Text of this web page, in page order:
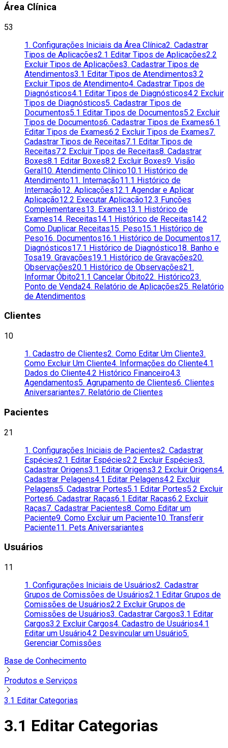
Área Clínica
53
1. Configurações Iniciais da Área Clínica2. Cadastrar
Tipos de Aplicações2.1 Editar Tipos de Aplicações2.2
Excluir Tipos de Aplicações3. Cadastrar Tipos de
Atendimentos3.1 Editar Tipos de Atendimentos3.2
Excluir Tipos de Atendimento4. Cadastrar Tipos de
Diagnósticos4.1 Editar Tipos de Diagnósticos4.2 Excluir
Tipos de Diagnósticos5. Cadastrar Tipos de
Documentos5.1 Editar Tipos de Documentos5.2 Excluir
Tipos de Documentos6. Cadastrar Tipos de Exames6.1
Editar Tipos de Exames6.2 Excluir Tipos de Exames7.
Cadastrar Tipos de Receitas7.1 Editar Tipos de
Receitas7.2 Excluir Tipos de Receitas8. Cadastrar
Boxes8.1 Editar Boxes8.2 Excluir Boxes9. Visão
Geral10. Atendimento Clínico10.1 Histórico de
Atendimento11. Internação11.1 Histórico de
Internação12. Aplicações12.1 Agendar e Aplicar
Aplicação12.2 Executar Aplicação12.3 Funções
Complementares13. Exames13.1 Histórico de
Exames14. Receitas14.1 Histórico de Receitas14.2
Como Duplicar Receitas15. Peso15.1 Histórico de
Peso16. Documentos16.1 Histórico de Documentos17.
Diagnósticos17.1 Histórico de Diagnóstico18. Banho e
Tosa19. Gravações19.1 Histórico de Gravações20.
Observações20.1 Histórico de Observações21.
Informar Óbito21.1 Cancelar Óbito22. Histórico23.
Ponto de Venda24. Relatório de Aplicações25. Relatório
de Atendimentos
Clientes
10
1. Cadastro de Clientes2. Como Editar Um Cliente3.
Como Excluir Um Cliente4. Informações do Cliente4.1
Dados do Cliente4.2 Histórico Financeiro4.3
Agendamentos5. Agrupamento de Clientes6. Clientes
Aniversariantes7. Relatório de Clientes
Pacientes
21
1. Configurações Iniciais de Pacientes2. Cadastrar
Espécies2.1 Editar Espécies2.2 Excluir Espécies3.
Cadastrar Origens3.1 Editar Origens3.2 Excluir Origens4.
Cadastrar Pelagens4.1 Editar Pelagens4.2 Excluir
Pelagens5. Cadastrar Portes5.1 Editar Portes5.2 Excluir
Portes6. Cadastrar Raças6.1 Editar Raças6.2 Excluir
Raças7. Cadastrar Pacientes8. Como Editar um
Paciente9. Como Excluir um Paciente10. Transferir
Paciente11. Pets Aniversariantes
Usuários
11
1. Configurações Iniciais de Usuários2. Cadastrar
Grupos de Comissões de Usuários2.1 Editar Grupos de
Comissões de Usuários2.2 Excluir Grupos de
Comissões de Usuários3. Cadastrar Cargos3.1 Editar
Cargos3.2 Excluir Cargos4. Cadastro de Usuários4.1
Editar um Usuário4.2 Desvincular um Usuário5.
Gerenciar Comissões
Base de Conhecimento
Produtos e Serviços
3.1 Editar Categorias
3.1 Editar Categorias